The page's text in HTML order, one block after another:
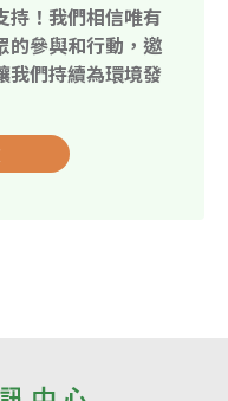
持！我們相信唯有
的參與和行動，邀
我們持續為環境發